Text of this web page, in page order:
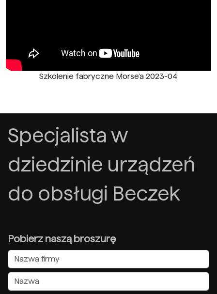
Szkolenie fabryczne Morse'a 2023-04
Specjalista w
dziedzinie urządzeń
do obsługi Beczek
Pobierz naszą broszurę